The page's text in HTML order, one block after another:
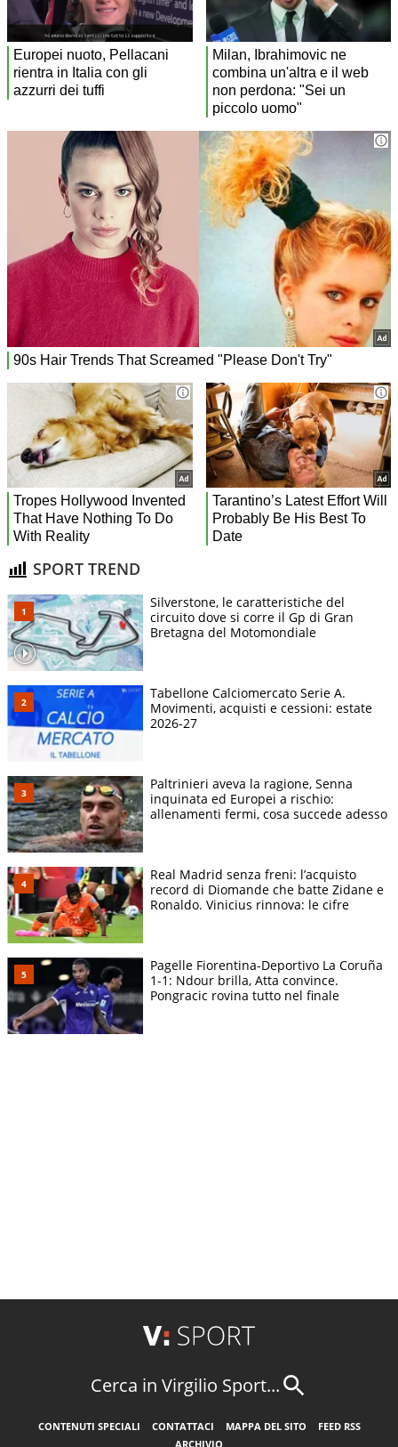
SPORT TREND
Silverstone, le caratteristiche del
circuito dove si corre il Gp di Gran
Bretagna del Motomondiale
Tabellone Calciomercato Serie A.
Movimenti, acquisti e cessioni: estate
2026-27
Paltrinieri aveva la ragione, Senna
inquinata ed Europei a rischio:
allenamenti fermi, cosa succede adesso
Real Madrid senza freni: l’acquisto
record di Diomande che batte Zidane e
Ronaldo. Vinicius rinnova: le cifre
Pagelle Fiorentina-Deportivo La Coruña
1-1: Ndour brilla, Atta convince.
Pongracic rovina tutto nel finale
Cerca in Virgilio Sport...
CONTENUTI SPECIALI CONTATTACI MAPPA DEL SITO
FEED RSS
ARCHIVIO